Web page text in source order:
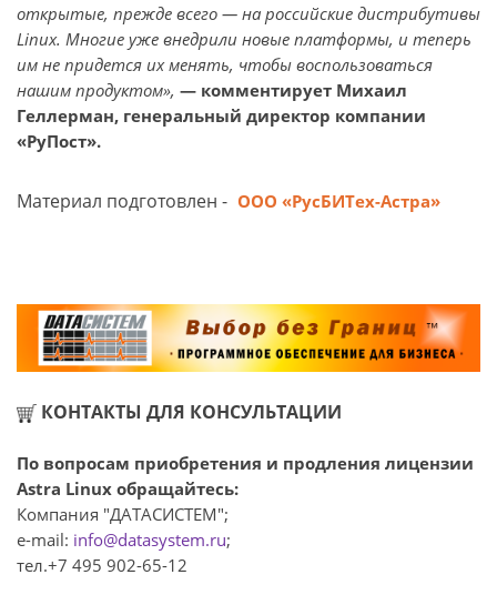
открытые, прежде всего — на российские дистрибутивы
Linux. Многие уже внедрили новые платформы, и теперь
им не придется их менять, чтобы воспользоваться
нашим продуктом», — комментирует Михаил
Геллерман, генеральный директор компании
«РуПост».
Материал подготовлен - ООО «РусБИТех-Астра»
КОНТАКТЫ ДЛЯ КОНСУЛЬТАЦИИ
По вопросам приобретения и продления лицензии
Astra Linux обращайтесь:
Компания "ДАТАСИСТЕМ";
e-mail: info@datasystem.ru;
тел.+7 495 902-65-12